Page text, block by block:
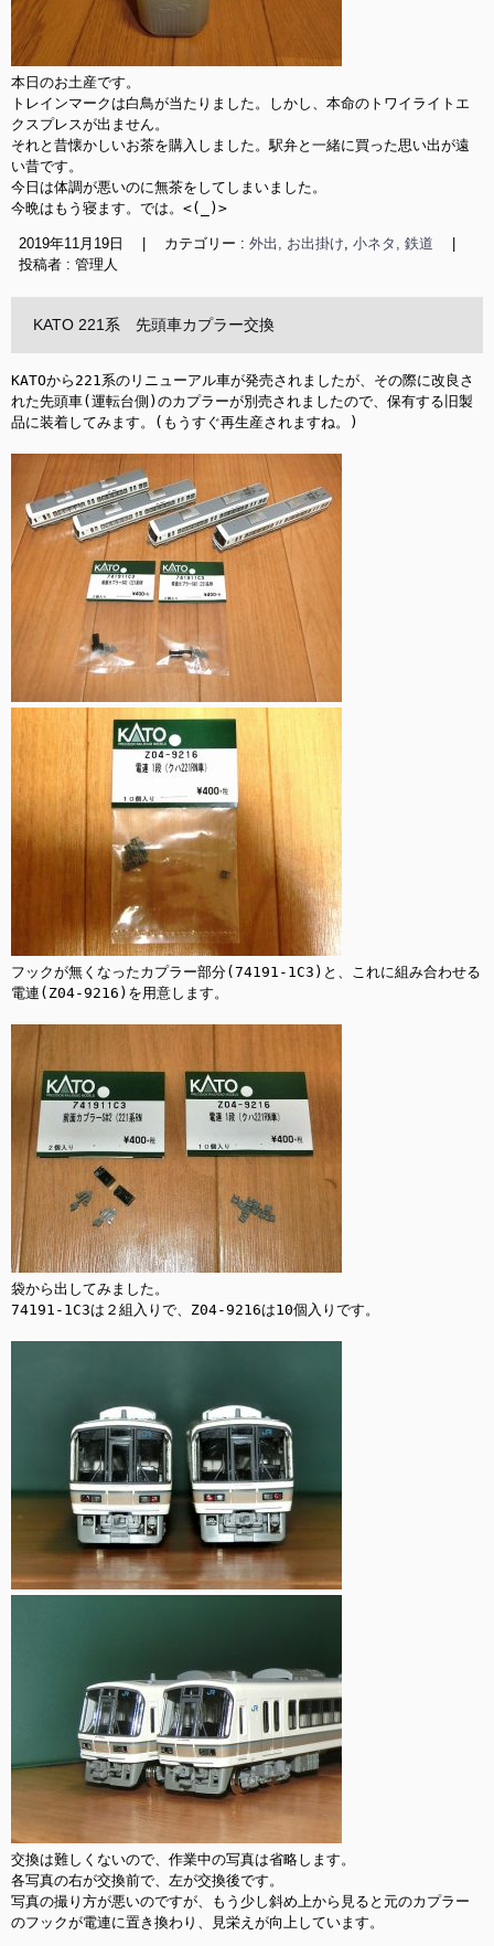
本日のお土産です。
トレインマークは白鳥が当たりました。しかし、本命のトワイライトエ
クスプレスが出ません。
それと昔懐かしいお茶を購入しました。駅弁と一緒に買った思い出が遠
い昔です。
今日は体調が悪いのに無茶をしてしまいました。
今晩はもう寝ます。では。<(_)>
2019年11月19日 カテゴリー : 外出, お出掛け, 小ネタ, 鉄道
投稿者 : 管理人
KATO 221系 先頭車カプラー交換
KATOから221系のリニューアル車が発売されましたが、その際に改良さ
れた先頭車(運転台側)のカプラーが別売されましたので、保有する旧製
品に装着してみます。(もうすぐ再生産されますね。)
フックが無くなったカプラー部分(74191-1C3)と、これに組み合わせる
電連(Z04-9216)を用意します。
袋から出してみました。
74191-1C3は２組入りで、Z04-9216は10個入りです。
交換は難しくないので、作業中の写真は省略します。
各写真の右が交換前で、左が交換後です。
写真の撮り方が悪いのですが、もう少し斜め上から見ると元のカプラー
のフックが電連に置き換わり、見栄えが向上しています。